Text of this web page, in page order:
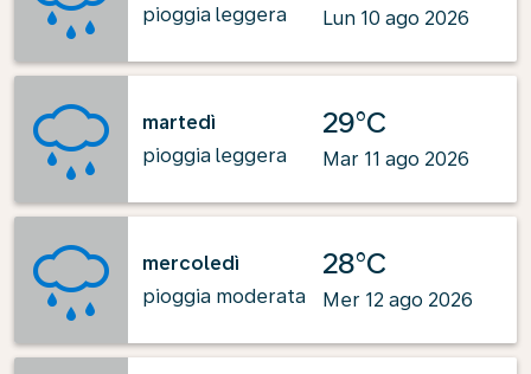
pioggia leggera
Lun 10 ago 2026
martedì
pioggia leggera
29°C
Mar 11 ago 2026
mercoledì
pioggia moderata
28°C
Mer 12 ago 2026